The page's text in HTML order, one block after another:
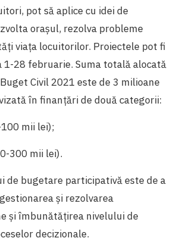
pot să aplice cu idei de
orașul, rezolva probleme
viața locuitorilor. Proiectele pot fi
1-28 februarie. Suma totală alocată
Civil 2021 este de 3 milioane
în finanțări de două categorii:
mii lei);
300 mii lei).
de bugetare participativă este de a
și rezolvarea
și îmbunătățirea nivelului de
decizionale.